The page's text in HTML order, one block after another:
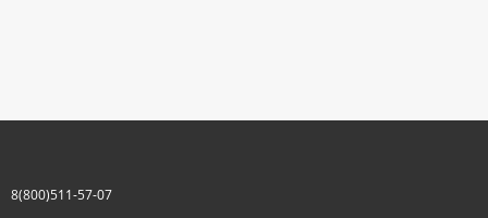
8(800)511-57-07